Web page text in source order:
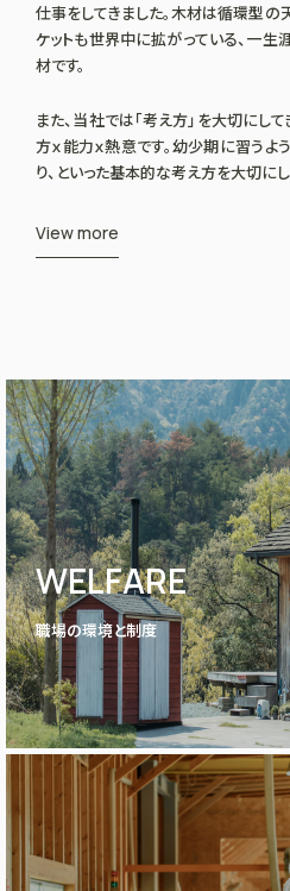
仕事をしてきました。木材は循環型の
ケットも世界中に拡がっている、一生
材です。
また、当社では「考え方」を大切にし
方ｘ能力ｘ熱意です。幼少期に習うよ
り、といった基本的な考え方を大切にし
View more
WELFARE
職場の環境と制度